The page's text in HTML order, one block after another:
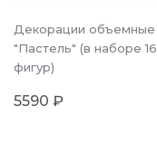
Декорации объемные
"Пастель" (в наборе 16
фигур)
5590 ₽